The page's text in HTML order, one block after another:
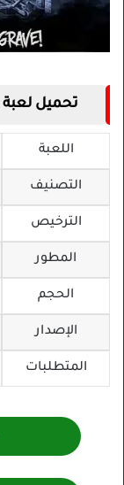
تحميل لعبة
اللعبة
التصنيف
الترخيص
المطور
الحجم
الإصدار
المتطلبات